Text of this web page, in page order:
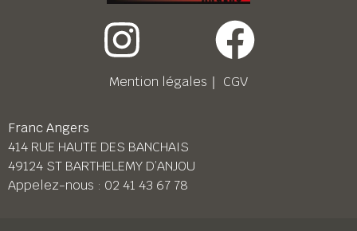
Mention légales ｜ CGV
Franc Angers
414 RUE HAUTE DES BANCHAIS
49124 ST BARTHELEMY D’ANJOU
Appelez-nous : 02 41 43 67 78